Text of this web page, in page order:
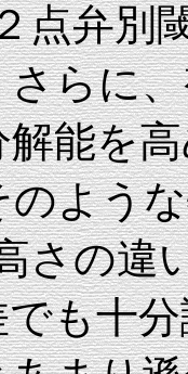
点弁別
さらに
能を
よう
さの違
も十